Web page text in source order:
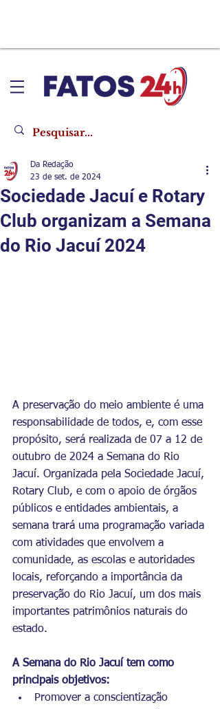
Sociedade Jacuí e Rotary
Club organizam a Semana
do Rio Jacuí 2024
Da Redação
23 de set. de 2024
A preservação do meio ambiente é uma
responsabilidade de todos, e, com esse
propósito, será realizada de 07 a 12 de
outubro de 2024 a Semana do Rio
Jacuí. Organizada pela Sociedade Jacuí,
Rotary Club, e com o apoio de órgãos
públicos e entidades ambientais, a
semana trará uma programação variada
com atividades que envolvem a
comunidade, as escolas e autoridades
locais, reforçando a importância da
preservação do Rio Jacuí, um dos mais
importantes patrimônios naturais do
estado.
A Semana do Rio Jacuí tem como
principais objetivos:
Promover a conscientização